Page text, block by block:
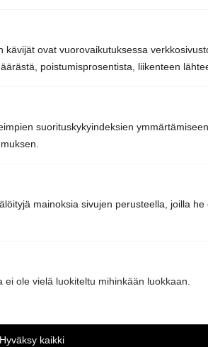
ovat vuorovaikutuksessa
poistumisprosentista, liikenteen
suorituskykyindeksien
mainoksia sivujen perusteella, joilla
ole vielä luokiteltu mihinkään luokkaan.
Hyväksy kaikki
tai sopimuksen mukaan.
klo 7-15 tai sopimuksen
Vantaa, Pakkala